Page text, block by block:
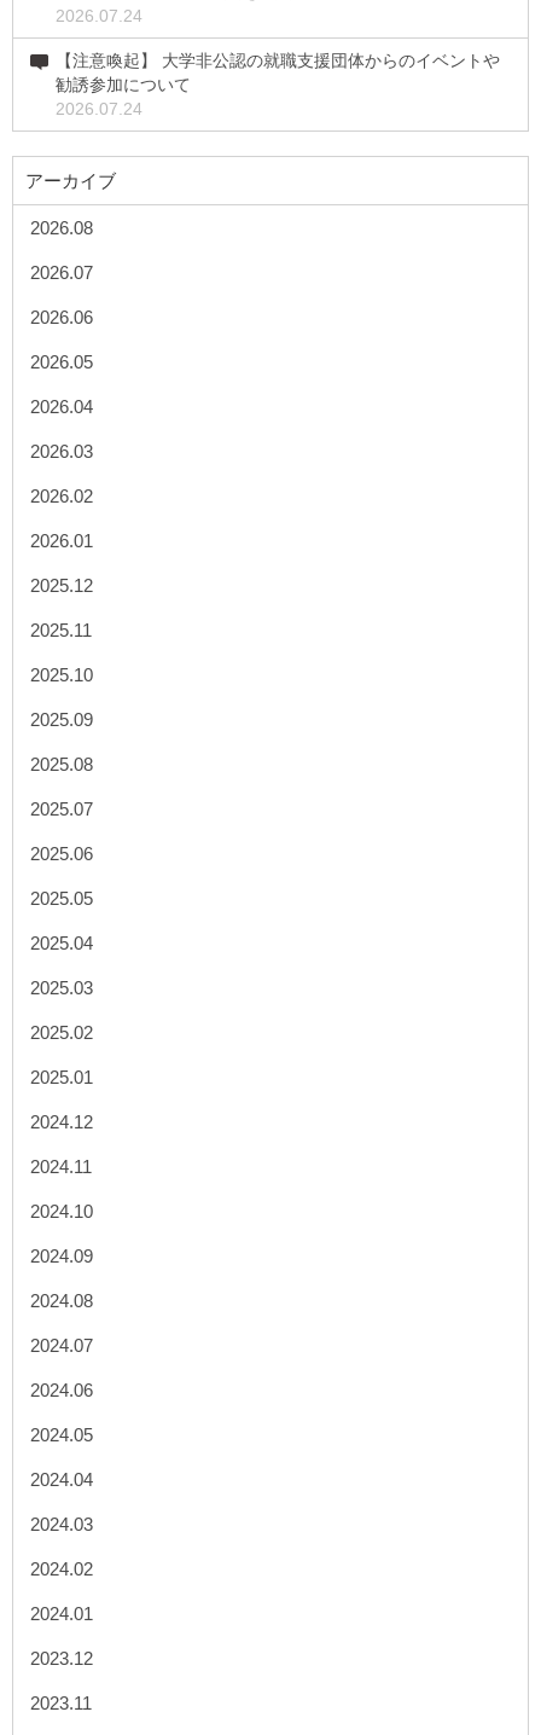
2026.07.24
【注意喚起】 大学非公認の就職支援団体からのイベントや
勧誘参加について
2026.07.24
アーカイブ
2026.08
2026.07
2026.06
2026.05
2026.04
2026.03
2026.02
2026.01
2025.12
2025.11
2025.10
2025.09
2025.08
2025.07
2025.06
2025.05
2025.04
2025.03
2025.02
2025.01
2024.12
2024.11
2024.10
2024.09
2024.08
2024.07
2024.06
2024.05
2024.04
2024.03
2024.02
2024.01
2023.12
2023.11